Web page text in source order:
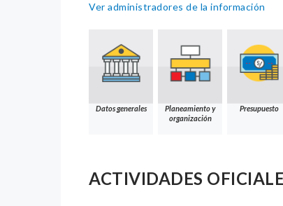
Ver administradores de la información
Datos generales
Planeamiento y
organización
Presupuesto
ACTIVIDADES